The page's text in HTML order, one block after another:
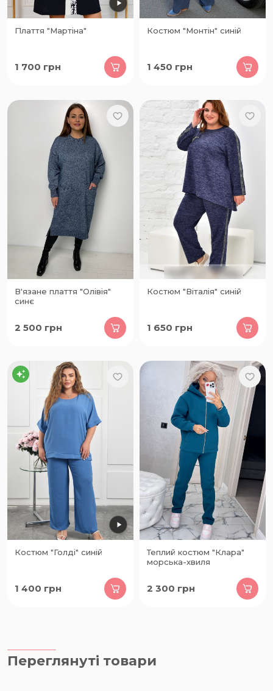
Плаття "Мартіна"
1 700 грн
Костюм "Монтін" синій
1 450 грн
В'язане плаття "Олівія"
синє
2 500 грн
Костюм "Віталія" синій
1 650 грн
Костюм "Голді" синій
1 400 грн
Теплий костюм "Клара"
морська-хвиля
2 300 грн
Переглянуті товари